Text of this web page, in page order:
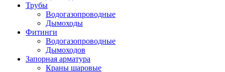
Трубы
Водогазопроводные
Дымоходы
Фитинги
Водогазопроводные
Дымоходов
Запорная арматура
Краны шаровые